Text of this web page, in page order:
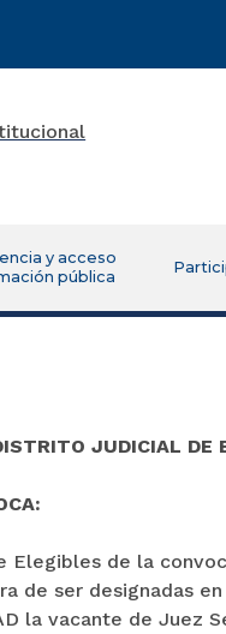
y acceso
pública
JUDICIAL DE
Elegibles de la
de ser designadas
la vacante de Juez